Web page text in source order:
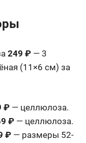
249 ₽ — 3
(11×6 см) за
₽ — целлюлоза.
₽ — целлюлоза.
₽ — размеры 52-